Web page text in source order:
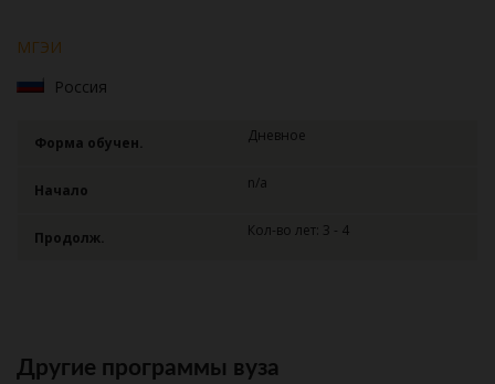
МГЭИ
Россия
Форма обучен. Дневное
Начало n/a
Продолж. Кол-во лет: 3 - 4
Другие программы вуза